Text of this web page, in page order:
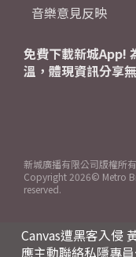
Canvas遭黑客入侵
應主動聯絡私隱專
音樂意見反映
免費下載新城App!
溫，體現資訊分享
新城廣播有限公司版權所
Copyright 2026© Metro
reserved.